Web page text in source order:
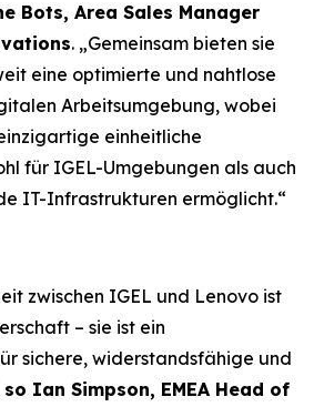
Bots, Area Sales Manager
. „Gemeinsam bieten sie
eine optimierte und nahtlose
Arbeitsumgebung, wobei
einheitliche
für IGEL-Umgebungen als auch
IT-Infrastrukturen ermöglicht.“
zwischen IGEL und Lenovo ist
– sie ist ein
sichere, widerstandsfähige und
so Ian Simpson, EMEA Head of